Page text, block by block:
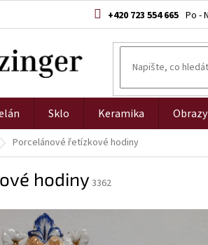
+420 723 554 665
Sklo Keramika Obrazy
Porcelánové řetízkové hodiny
hodiny 3362